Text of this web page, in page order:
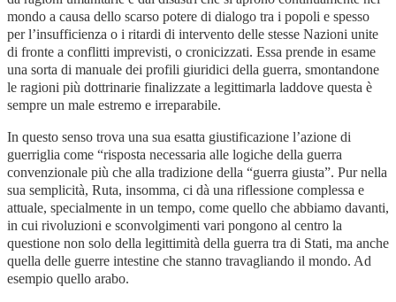
mondo a causa dello scarso potere di dialogo tra i popoli e spesso
per l’insufficienza o i ritardi di intervento delle stesse Nazioni unite
di fronte a conflitti imprevisti, o cronicizzati. Essa prende in esame
una sorta di manuale dei profili giuridici della guerra, smontandone
le ragioni più dottrinarie finalizzate a legittimarla laddove questa è
sempre un male estremo e irreparabile.
In questo senso trova una sua esatta giustificazione l’azione di
guerriglia come “risposta necessaria alle logiche della guerra
convenzionale più che alla tradizione della “guerra giusta”. Pur nella
sua semplicità, Ruta, insomma, ci dà una riflessione complessa e
attuale, specialmente in un tempo, come quello che abbiamo davanti,
in cui rivoluzioni e sconvolgimenti vari pongono al centro la
questione non solo della legittimità della guerra tra di Stati, ma anche
quella delle guerre intestine che stanno travagliando il mondo. Ad
esempio quello arabo.